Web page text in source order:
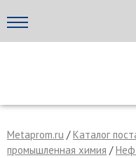
МЕТАПРОМ - российский
Написать поставщику
Metaprom.ru /Каталог
промышленная химия /